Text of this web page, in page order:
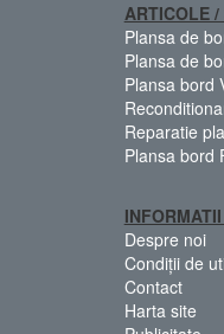
ARTICOLE
Plansa de
Plansa de
Plansa bord
Reparatie
Plansa bord
Despre noi
Condiții de
Contact
Harta site